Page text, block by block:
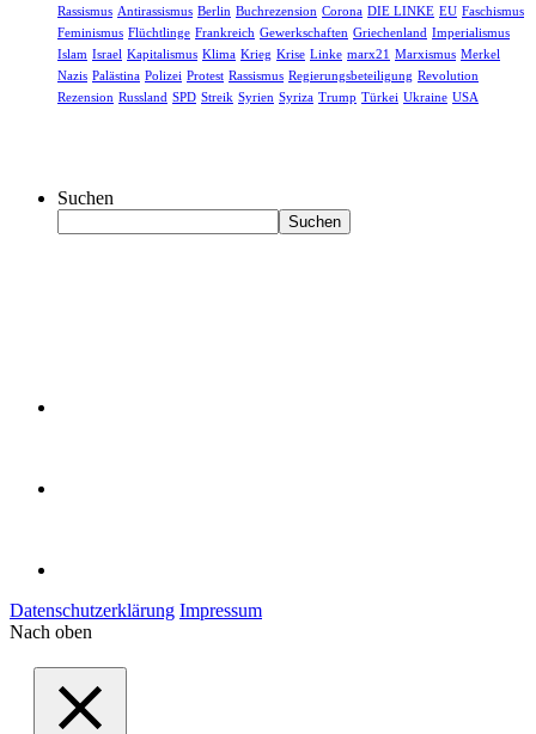
Rassismus Antirassismus Berlin Buchrezension Corona DIE LINKE EU Faschismus
Feminismus Flüchtlinge Frankreich Gewerkschaften Griechenland Imperialismus
Islam Israel Kapitalismus Klima Krieg Krise Linke marx21 Marxismus Merkel
Nazis Palästina Polizei Protest Rassismus Regierungsbeteiligung Revolution
Rezension Russland SPD Streik Syrien Syriza Trump Türkei Ukraine USA
Suchen
Suchen
Datenschutzerklärung Impressum
Nach oben